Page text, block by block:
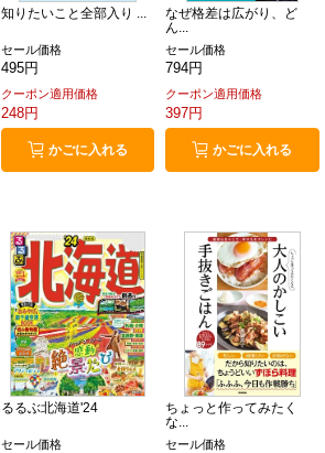
知りたいこと全部入り ...
セール価格
495円
クーポン適用価格
248円
かごに入れる
なぜ格差は広がり、ど
ん...
セール価格
794円
クーポン適用価格
397円
かごに入れる
るるぶ北海道'24
セール価格
ちょっと作ってみたく
な...
セール価格